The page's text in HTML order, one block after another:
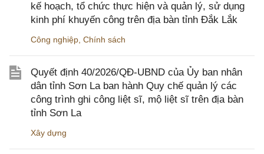
kế hoạch, tổ chức thực hiện và quản lý, sử dụng
kinh phí khuyến công trên địa bàn tỉnh Đắk Lắk
Công nghiệp, Chính sách
Quyết định 40/2026/QĐ-UBND của Ủy ban nhân
dân tỉnh Sơn La ban hành Quy chế quản lý các
công trình ghi công liệt sĩ, mộ liệt sĩ trên địa bàn
tỉnh Sơn La
Xây dựng